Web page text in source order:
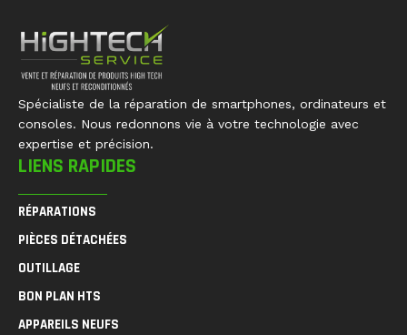
Spécialiste de la réparation de smartphones, ordinateurs et
consoles. Nous redonnons vie à votre technologie avec
expertise et précision.
LIENS RAPIDES
RÉPARATIONS
PIÈCES DÉTACHÉES
OUTILLAGE
BON PLAN HTS
APPAREILS NEUFS